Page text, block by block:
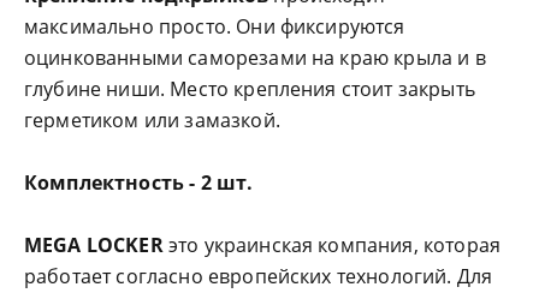
максимально просто. Они фиксируются
оцинкованными саморезами на краю крыла и в
глубине ниши. Место крепления стоит закрыть
герметиком или замазкой.
Комплектность - 2 шт.
MEGA LOCKERэто украинская компания, которая
работает согласно европейских технологий. Для